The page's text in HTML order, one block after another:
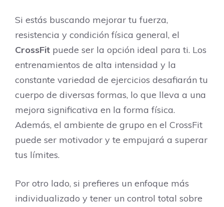
Si estás buscando mejorar tu fuerza,
resistencia y condición física general, el
CrossFit puede ser la opción ideal para ti. Los
entrenamientos de alta intensidad y la
constante variedad de ejercicios desafiarán tu
cuerpo de diversas formas, lo que lleva a una
mejora significativa en la forma física.
Además, el ambiente de grupo en el CrossFit
puede ser motivador y te empujará a superar
tus límites.
Por otro lado, si prefieres un enfoque más
individualizado y tener un control total sobre